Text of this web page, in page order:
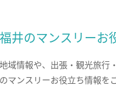
福井のマンスリーお
地域情報や、出張・観光旅行
のマンスリーお役立ち情報を